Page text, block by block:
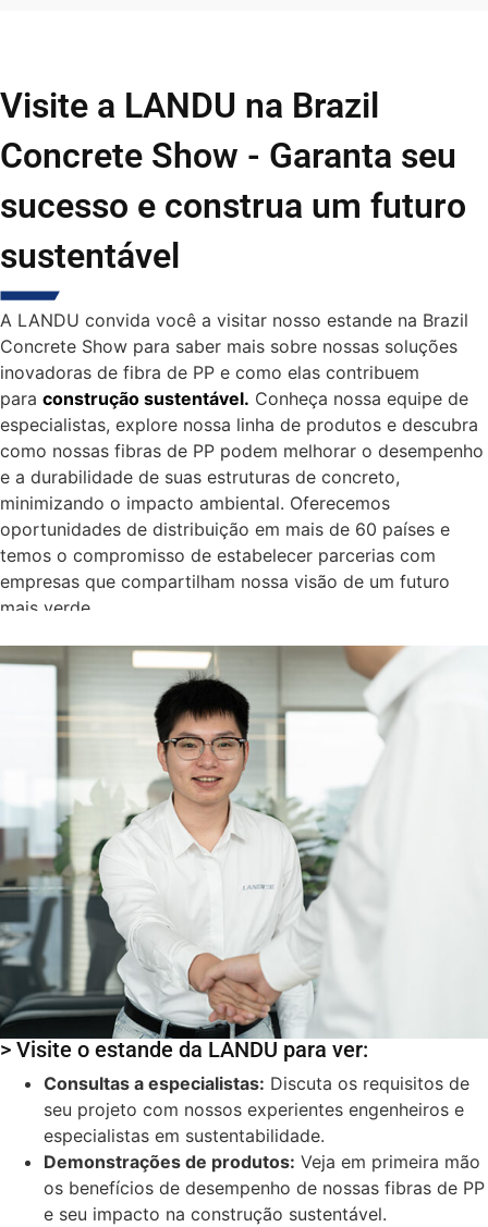
Visite a LANDU na Brazil
Concrete Show - Garanta seu
sucesso e construa um futuro
sustentável
A LANDU convida você a visitar nosso estande na Brazil
Concrete Show para saber mais sobre nossas soluções
inovadoras de fibra de PP e como elas contribuem
para construção sustentável. Conheça nossa equipe de
especialistas, explore nossa linha de produtos e descubra
como nossas fibras de PP podem melhorar o desempenho
e a durabilidade de suas estruturas de concreto,
minimizando o impacto ambiental. Oferecemos
oportunidades de distribuição em mais de 60 países e
temos o compromisso de estabelecer parcerias com
empresas que compartilham nossa visão de um futuro
mais verde.
> Visite o estande da LANDU para ver:
Consultas a especialistas: Discuta os requisitos de
seu projeto com nossos experientes engenheiros e
especialistas em sustentabilidade.
Demonstrações de produtos: Veja em primeira mão
os benefícios de desempenho de nossas fibras de PP
e seu impacto na construção sustentável.